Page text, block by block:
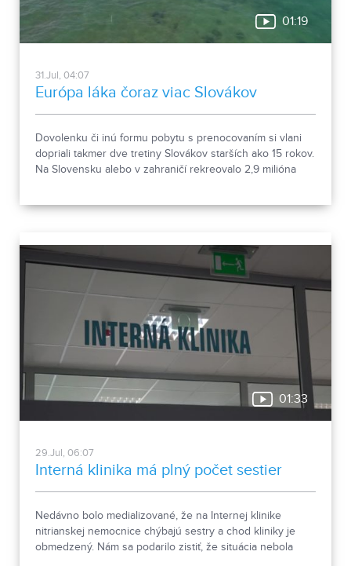
01:19
31.Jul, 04:07
Európa láka čoraz viac Slovákov
Dovolenku či inú formu pobytu s prenocovaním si vlani
dopriali takmer dve tretiny Slovákov starších ako 15 rokov.
Na Slovensku alebo v zahraničí rekreovalo 2,9 milióna
01:33
29.Jul, 06:07
Interná klinika má plný počet sestier
Nedávno bolo medializované, že na Internej klinike
nitrianskej nemocnice chýbajú sestry a chod kliniky je
obmedzený. Nám sa podarilo zistiť, že situácia nebola